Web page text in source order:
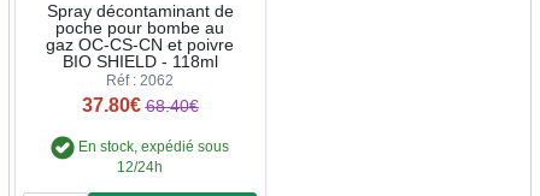
Spray décontaminant de
poche pour bombe au
gaz OC-CS-CN et poivre
BIO SHIELD - 118ml
Réf : 2062
37.80€ 68.40€
En stock, expédié sous
12/24h